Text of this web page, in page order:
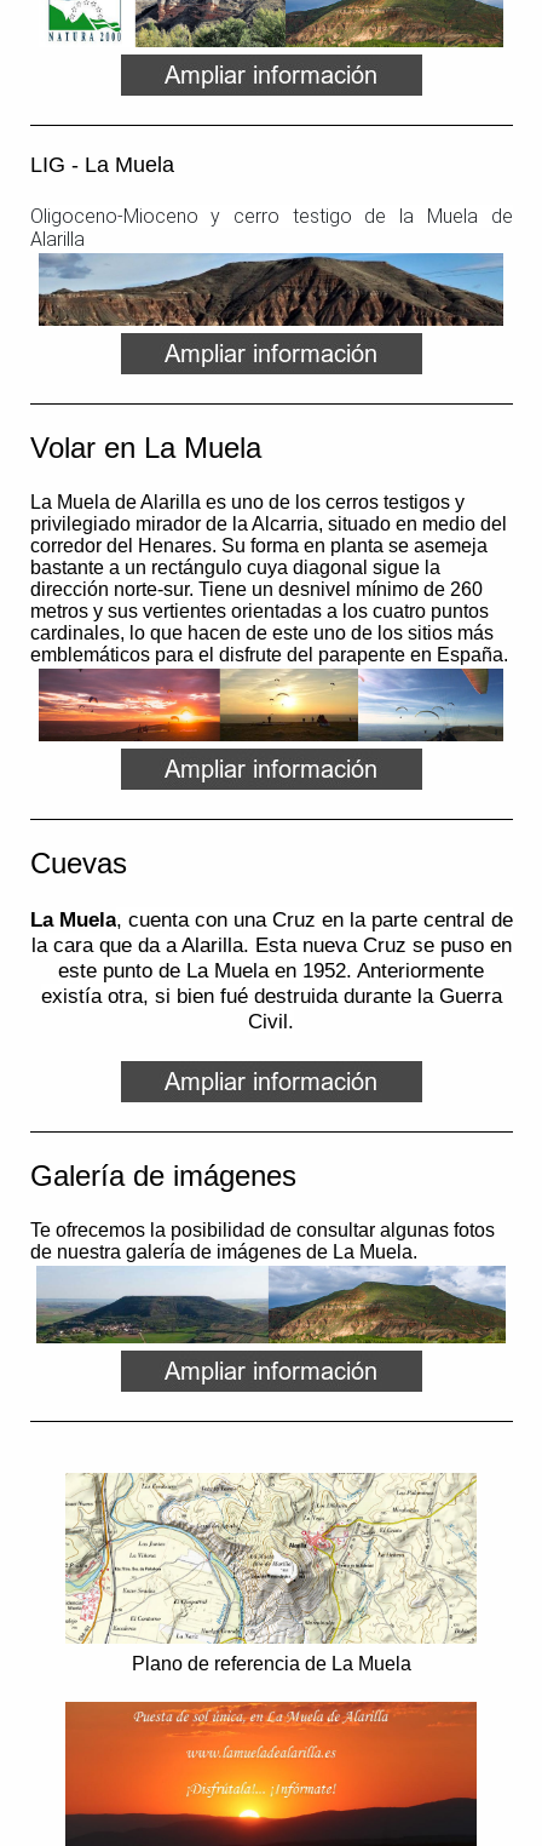
LIG - La Muela
Oligoceno-Mioceno y cerro testigo de la Muela de
Alarilla
Volar en La Muela
La Muela de Alarilla es uno de los cerros testigos y
privilegiado mirador de la Alcarria, situado en medio del
corredor del Henares. Su forma en planta se asemeja
bastante a un rectángulo cuya diagonal sigue la
dirección norte-sur. Tiene un desnivel mínimo de 260
metros y sus vertientes orientadas a los cuatro puntos
cardinales, lo que hacen de este uno de los sitios más
emblemáticos para el disfrute del parapente en España.
Cuevas
La Muela, cuenta con una Cruz en la parte central de
la cara que da a Alarilla. Esta nueva Cruz se puso en
este punto de La Muela en 1952. Anteriormente
existía otra, si bien fué destruida durante la Guerra
Civil.
Galería de imágenes
Te ofrecemos la posibilidad de consultar algunas fotos
de nuestra galería de imágenes de La Muela.
Plano de referencia de La Muela